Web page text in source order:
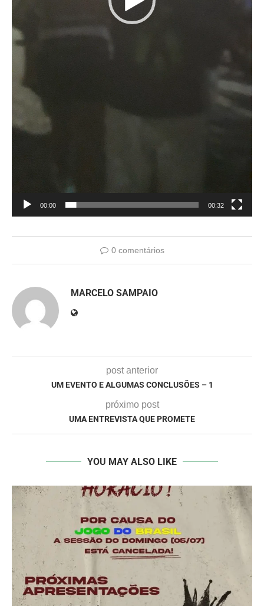
00:00 00:32
0 comentários
MARCELO SAMPAIO
post anterior
UM EVENTO E ALGUMAS CONCLUSÕES – 1
próximo post
UMA ENTREVISTA QUE PROMETE
YOU MAY ALSO LIKE